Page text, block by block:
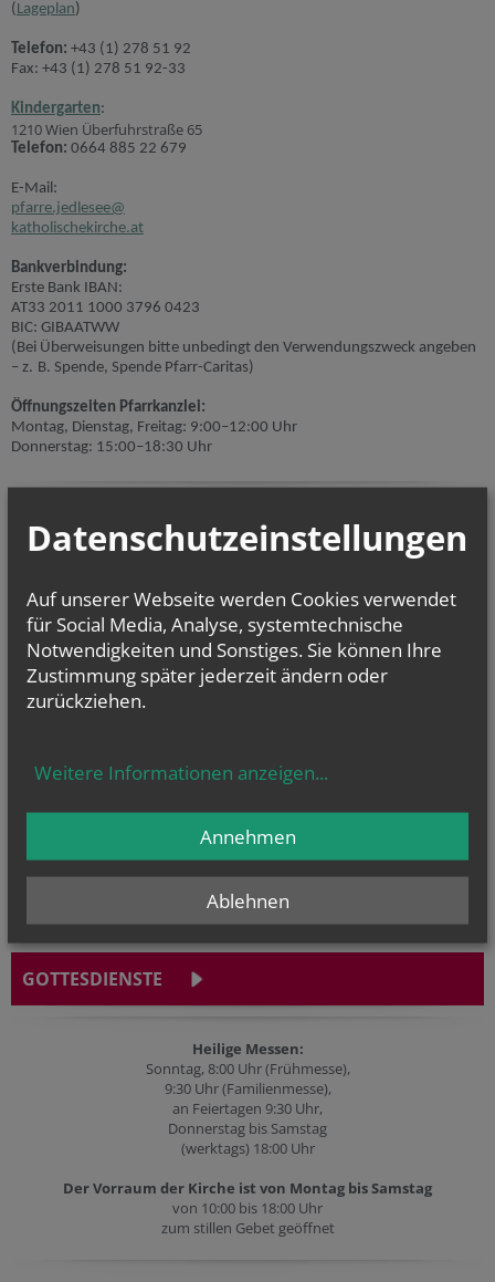
(Lageplan)
Telefon: +43 (1) 278 51 92
Fax: +43 (1) 278 51 92-33
Kindergarten:
1210 Wien Überfuhrstraße 65
Telefon: 0664 885 22 679
E-Mail:
pfarre.jedlesee@
katholischekirche.at
Bankverbindung:
Erste Bank IBAN:
AT33 2011 1000 3796 0423
BIC: GIBAATWW
(Bei Überweisungen bitte unbedingt den Verwendungszweck angeben
– z. B. Spende, Spende Pfarr-Caritas)
Öffnungszeiten Pfarrkanzlei:
Montag, Dienstag, Freitag: 9:00–12:00 Uhr
Donnerstag: 15:00–18:30 Uhr
Geben Sie bitte Ihre E-Mail Adresse ein
Ich stimme derDatenverarbeitungzu.*
Ich habe dieInformationen zum Datenschutzgelesen. *
GOTTESDIENSTE
Heilige Messen:
Sonntag, 8:00 Uhr (Frühmesse),
9:30 Uhr (Familienmesse),
an Feiertagen 9:30 Uhr,
Donnerstag bis Samstag
(werktags) 18:00 Uhr
Der Vorraum der Kirche ist von Montag bis Samstag
von 10:00 bis 18:00 Uhr
zum stillen Gebet geöffnet
Datenschutzeinstellungen
Auf unserer Webseite werden Cookies verwendet
für Social Media, Analyse, systemtechnische
Notwendigkeiten und Sonstiges. Sie können Ihre
Zustimmung später jederzeit ändern oder
zurückziehen.
Weitere Informationen anzeigen...
Ablehnen
Annehmen